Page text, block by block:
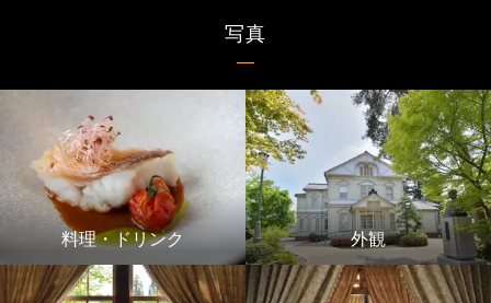
写真
料理・ドリンク 外観